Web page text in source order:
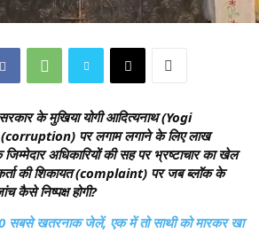
के मुखिया योगी आदित्यनाथ (Yogi
पर लगाम लगाने के लिए लाख
अधिकारियों की सह पर भ्रष्टाचार का खेल
की शिकायत (complaint) पर जब ब्लॉक के
कैसे निष्पक्ष होगी?
सबसे खतरनाक जेलें, एक में तो साथी को मारकर खा